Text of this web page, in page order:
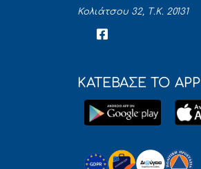
Κολιάτσου 32, Τ.Κ. 20131
ΚΑΤΕΒΑΣΕ ΤΟ APP